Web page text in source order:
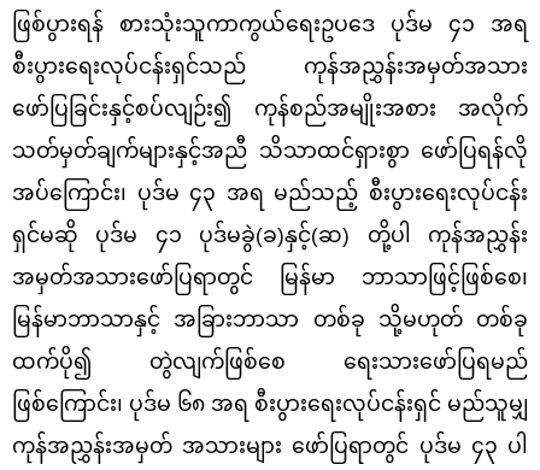
ဖြစ်ပွားရန် စားသုံးသူကာကွယ်ရေးဥပဒေ ပုဒ်မ ၄၁ အရ
စီးပွားရေးလုပ်ငန်းရှင်သည် ကုန်အညွှန်းအမှတ်အသား
ဖော်ပြခြင်းနှင့်စပ်လျဉ်း၍ ကုန်စည်အမျိုးအစား အလိုက်
သတ်မှတ်ချက်များနှင့်အညီ သိသာထင်ရှားစွာ ဖော်ပြရန်လို
အပ်ကြောင်း၊ ပုဒ်မ ၄၃ အရ မည်သည့် စီးပွားရေးလုပ်ငန်း
ရှင်မဆို ပုဒ်မ ၄၁ ပုဒ်မခွဲ(ခ)နှင့်(ဆ) တို့ပါ ကုန်အညွှန်း
အမှတ်အသားဖော်ပြရာတွင် မြန်မာ ဘာသာဖြင့်ဖြစ်စေ၊
မြန်မာဘာသာနှင့် အခြားဘာသာ တစ်ခု သို့မဟုတ် တစ်ခု
ထက်ပို၍ တွဲလျက်ဖြစ်စေ ရေးသားဖော်ပြရမည်
ဖြစ်ကြောင်း၊ ပုဒ်မ ၆၈ အရ စီးပွားရေးလုပ်ငန်းရှင် မည်သူမျှ
ကုန်အညွှန်းအမှတ် အသားများ ဖော်ပြရာတွင် ပုဒ်မ ၄၃ ပါ